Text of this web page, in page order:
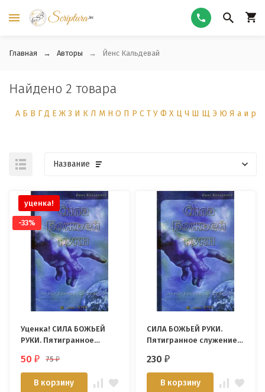
Главная Авторы Йенс Кальдевай
Найдено 2 товара
А Б В Г Д Е Ж З И К Л М Н О П Р С Т У Ф Х Ц Ч Ш Щ Э Ю Я а и р
Название
уценка!
-33%
Уценка! СИЛА БОЖЬЕЙ
РУКИ. Пятигранное
Кальдевай
50₽ 75₽
В корзину
СИЛА БОЖЬЕЙ РУКИ.
Пятигранное служение.
230₽
В корзину